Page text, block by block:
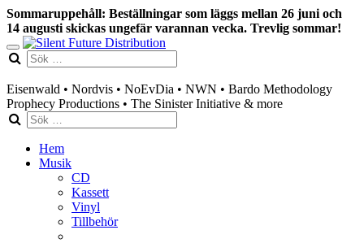
Sommaruppehåll: Beställningar som läggs mellan 26 juni och
14 augusti skickas ungefär varannan vecka. Trevlig sommar!
Eisenwald • Nordvis • NoEvDia • NWN • Bardo Methodology
Prophecy Productions • The Sinister Initiative & more
Hem
Musik
CD
Kassett
Vinyl
Tillbehör